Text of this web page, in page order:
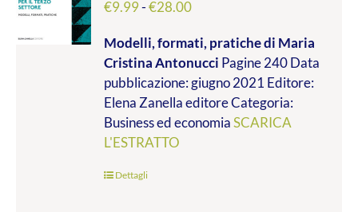
€9.99-€28.00Fascia
prezzo:
da
€9.99
a
€28.00
Modelli, formati, pratichedi Maria
Cristina Antonucci Pagine 240 Data
pubblicazione: giugno 2021 Editore:
Elena Zanella editore Categoria:
Business ed economiaSCARICA
L'ESTRATTO
Dettagli